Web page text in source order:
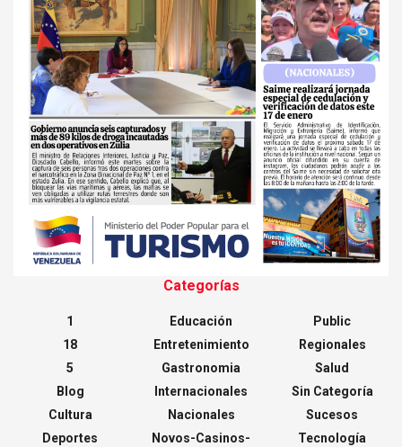
Categorías
1
18
5
Blog
Cultura
Deportes
Educación
Entretenimiento
Gastronomia
Internacionales
Nacionales
Novos-Casinos-
Public
Regionales
Salud
Sin Categoría
Sucesos
Tecnología